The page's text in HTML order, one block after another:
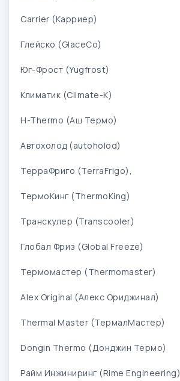
Carrier (Карриер)
Глейско (GlaceCo)
Юг-Фрост (Yugfrost)
Климатик (Climate-K)
H-Thermo (Аш Термо)
Автохолод (autoholod)
ТерраФриго (TerraFrigo),
ТермоКинг (ThermoKing)
Транскулер (Transcooler)
Глобал Фриз (Global Freeze)
Термомастер (Thermomaster)
Alex Original (Алекс Ориджинал)
Thermal Master (ТермалМастер)
Dongin Thermo (Донджин Термо)
Райм Инжиниринг (Rime Engineering)